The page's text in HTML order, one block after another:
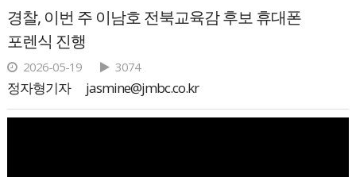
경찰, 이번 주 이남호 전북교육감 후보 휴대폰
포렌식 진행
2026-05-19 3074
정자형기자 jasmine@jmbc.co.kr